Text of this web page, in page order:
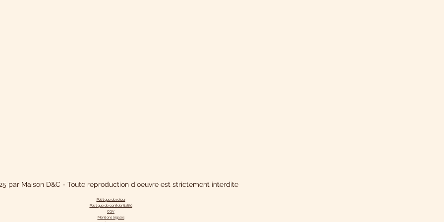
par Maison D&C - Toute reproduction d'oeuvre est strictement interdite
Politique de retour
Politique de confidentialité
CGV
Mentions légales